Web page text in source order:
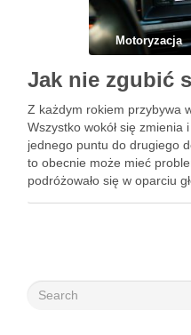
Motoryzacja
Jak nie zgubić
Z każdym rokiem przybywa
Wszystko wokół się zmienia
jednego puntu do drugiego
to obecnie może mieć
podróżowało się w oparciu